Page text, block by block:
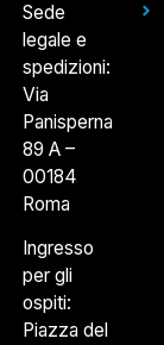
Sede
legale e
spedizioni:
Via
Panisperna
89 A –
00184
Roma
Ingresso
per gli
ospiti:
Piazza del